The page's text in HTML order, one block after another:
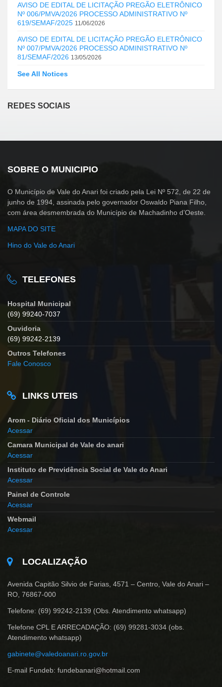
AVISO DE EDITAL DE LICITAÇÃO PREGÃO ELETRÔNICO
Nº 006/PMVA/2026 PROCESSO ADMINISTRATIVO Nº
619/SEMAF/2025 11/06/2026
AVISO DE EDITAL DE LICITAÇÃO PREGÃO ELETRÔNICO
Nº 007/PMVA/2026 PROCESSO ADMINISTRATIVO Nº
81/SEMAF/2026 13/05/2026
See All Notices
REDES SOCIAIS
SOBRE O MUNICIPIO
O Município de Vale do Anari foi criado pela Lei Nº 572, de 22 de
junho de 1994, assinada pelo governador Oswaldo Piana Filho,
com área desmembrada do Município de Machadinho d’Oeste.
MAPA DO SITE
Hino do Vale do Anari
TELEFONES
Hospital Municipal
(69) 99240-7037
Ouvidoria
(69) 99242-2139
Outros Telefones
Fale Conosco
LINKS UTEIS
Arom - Diário Oficial dos Municípios
Acessar
Camara Municipal de Vale do anari
Acessar
Instituto de Previdência Social de Vale do Anari
Acessar
Painel de Controle
Acessar
Webmail
Acessar
LOCALIZAÇÃO
Avenida Capitão Silvio de Farias, 4571 – Centro, Vale do Anari –
RO, 76867-000
Telefone: (69) 99242-2139 (Obs. Atendimento whatsapp)
Telefone CPL E ARRECADAÇÃO: (69) 99281-3034 (obs.
Atendimento whatsapp)
gabinete@valedoanari.ro.gov.br
E-mail Fundeb: fundebanari@hotmail.com